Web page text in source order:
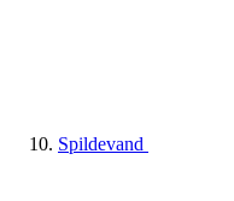
Spildevand